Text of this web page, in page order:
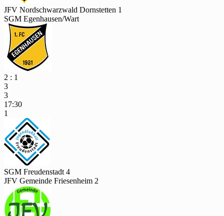
JFV Nordschwarzwald Dornstetten 1
SGM Egenhausen/Wart
2 : 1
3
3
17:30
1
SGM Freudenstadt 4
JFV Gemeinde Friesenheim 2